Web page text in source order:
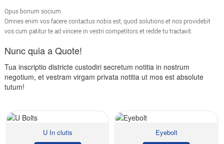
Opus bonum socium
Omnes enim vos facere contactus nobis est, quod solutions et nos providebit
vos cum patitur te ad vincere in vestri competitors et redde tu tractavit.
Nunc quia a Quote!
Tua inscriptio districte custodiri secretum notitia in nostrum
negotium, et vestram virgam privata notitia ut mos est absolute
tutum!
U In clutis Eyebolt